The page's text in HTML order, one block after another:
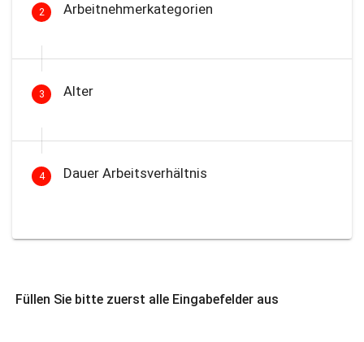
2 Arbeitnehmerkategorien
3 Alter
4 Dauer Arbeitsverhältnis
Füllen Sie bitte zuerst alle Eingabefelder aus